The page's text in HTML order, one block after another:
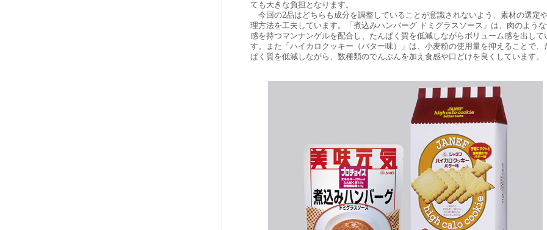
ても大きな負担となります。
今回の2品はどちらも成分を調整していることが意識されないよう、素材の選定
理方法を工夫しています。「煮込みハンバーグ ドミグラスソース」は、肉のよう
感を持つマンナンゲルを配合し、たんぱく質を低減しながらボリューム感を出して
す。また「ハイカロクッキー（バター味）」は、小麦粉の使用量を抑えることで、
ぱく質を低減しながら、数種類のでんぷんを加え食感や口どけを良くしています。